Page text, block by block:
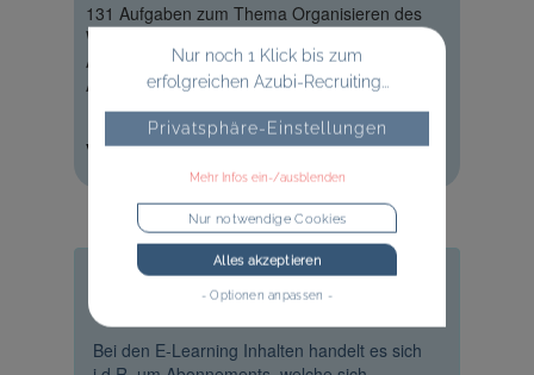
131 Aufgaben zum Thema Organisieren des
Warensortiments und von Dienstleistungen zur
Abschlussprüfung für Kaufleute für Groß- und
Außenhandelsmanagement
Vorschau
Kündigungsfristen
Bei den E-Learning Inhalten handelt es sich
Nur noch 1 Klick bis zum
erfolgreichen Azubi-Recruiting...
Privatsphäre-Einstellungen
Mehr Infos ein-/ausblenden
Nur notwendige Cookies
Alles akzeptieren
- Optionen anpassen -